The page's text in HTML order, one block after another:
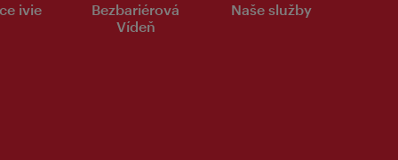
ivie
Bezbariérová
Vídeň
Naše služby